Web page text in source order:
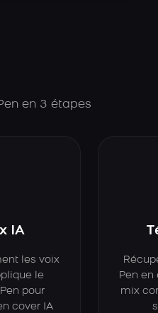
en 3 étapes
IA
les voix
le
pour
cover IA
Pen en
mix